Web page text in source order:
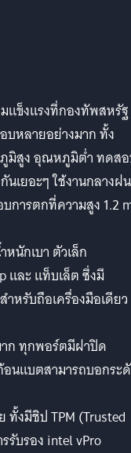
แข็งแรงที่กองทัพสหรัฐ
หลายอย่างมาก ทั้ง
มิสูง อุณหภูมิต่ำ ทดส
เยอะๆ ใช้งานกลางฝน
ารตกที่ความสูง 1.2
นักเบา ตัวเล็ก
และ แท็บเล็ต ซึ่งมี
หรับถือเครื่องมือเดียว
าก ทุกพอร์ตมีฝาปิด
อนแบตสามารถบอกระ
งมีชิป TPM (Trusted
รับรอง intel vPro